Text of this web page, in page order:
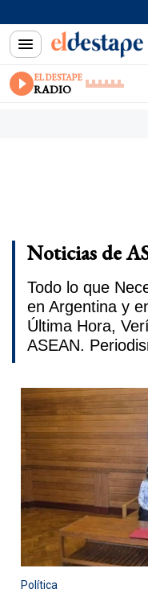
EL DESTAPE
RADIO
Noticias de
Todo lo que
en Argentina y
Última Hora,
ASEAN.
Política